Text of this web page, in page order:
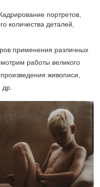
портретов,
количества деталей,
применения различных
работы великого
живописи,